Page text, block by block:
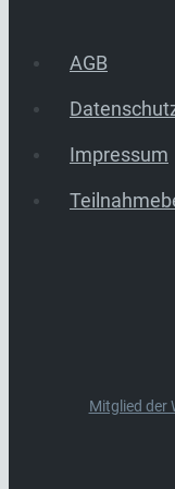
AGB
Impressum
Mitglied der